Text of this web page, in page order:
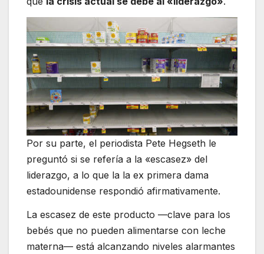
Por su parte, el periodista Pete Hegseth le
preguntó si se refería a la «escasez» del
liderazgo, a lo que la la ex primera dama
estadounidense respondió afirmativamente.
La escasez de este producto —clave para los
bebés que no pueden alimentarse con leche
materna— está alcanzando niveles alarmantes